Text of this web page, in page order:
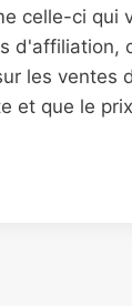
celle-ci qui
d'affiliation,
les ventes
et que le